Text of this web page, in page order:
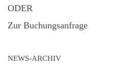
ODER
Zur Buchungsanfrage
NEWS-ARCHIV